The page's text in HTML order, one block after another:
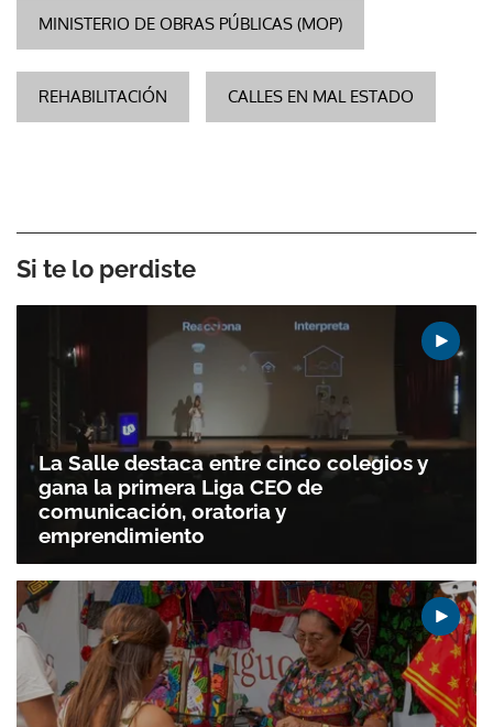
MINISTERIO DE OBRAS PÚBLICAS (MOP)
REHABILITACIÓN CALLES EN MAL ESTADO
Si te lo perdiste
La Salle destaca entre cinco colegios y
gana la primera Liga CEO de
comunicación, oratoria y
emprendimiento